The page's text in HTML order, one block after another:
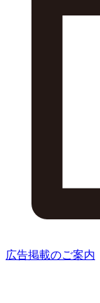
広告掲載のご案内